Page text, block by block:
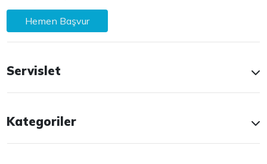
Hemen Başvur
Servislet
Kategoriler